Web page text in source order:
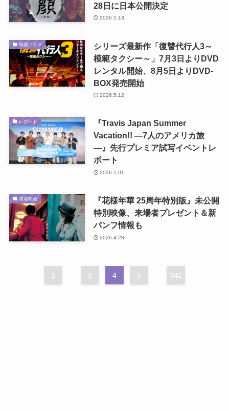
28日に日本公開決定
2026.5.13
韓国ドラマ
シリーズ最新作「復讐代行人3～
模範タクシー～」7月3日よりDVD
レンタル開始、8月5日よりDVD-
BOX発売開始
2026.5.12
レポート
『Travis Japan Summer
Vacation!! ―7人のアメリカ旅
―』先行プレミア試写イベントレ
ポート
2026.5.01
香港映画
『花様年華 25周年特別版』未公開
特別映像、来場者プレゼント＆新
パンフ情報も
2026.4.28
1 3 4 5 342